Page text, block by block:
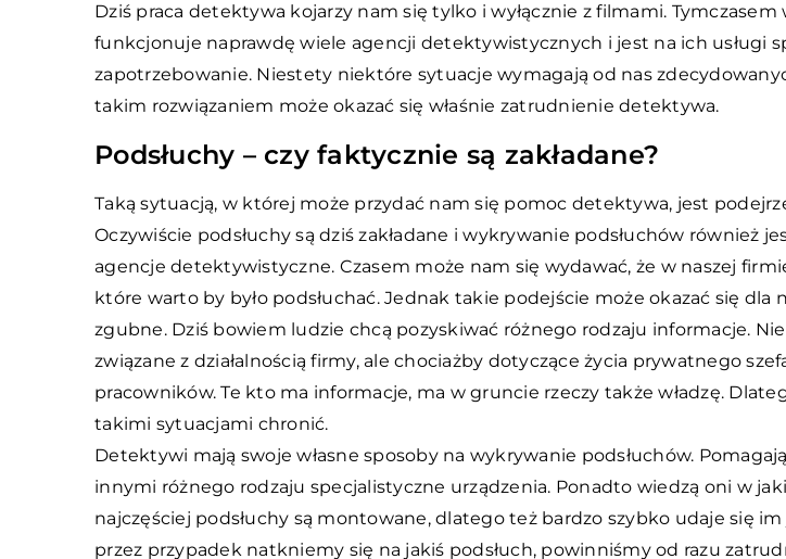
Dziś praca detektywa kojarzy nam się tylko i wyłącznie z filmami. Tymczasem
funkcjonuje naprawdę wiele agencji detektywistycznych i jest na ich usługi
zapotrzebowanie. Niestety niektóre sytuacje wymagają od nas
takim rozwiązaniem może okazać się właśnie zatrudnienie detektywa.
Podsłuchy – czy faktycznie są zakładane?
Taką sytuacją, w której może przydać nam się pomoc detektywa, jest
Oczywiście podsłuchy są dziś zakładane i wykrywanie podsłuchów również
agencje detektywistyczne. Czasem może nam się wydawać, że w naszej
które warto by było podsłuchać. Jednak takie podejście może okazać się dla
zgubne. Dziś bowiem ludzie chcą pozyskiwać różnego rodzaju informacje.
związane z działalnością firmy, ale chociażby dotyczące życia prywatnego
pracowników. Te kto ma informacje, ma w gruncie rzeczy także władzę.
takimi sytuacjami chronić.
Detektywi mają swoje własne sposoby na wykrywanie podsłuchów.
innymi różnego rodzaju specjalistyczne urządzenia. Ponadto wiedzą oni w
najczęściej podsłuchy są montowane, dlatego też bardzo szybko udaje się im
przez przypadek natkniemy się na jakiś podsłuch, powinniśmy od razu